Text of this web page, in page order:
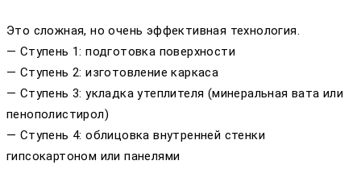
Это сложная, но очень эффективная технология.
— Ступень 1: подготовка поверхности
— Ступень 2: изготовление каркаса
— Ступень 3: укладка утеплителя (минеральная вата или
пенополистирол)
— Ступень 4: облицовка внутренней стенки
гипсокартоном или панелями